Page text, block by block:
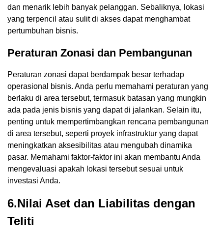
dan menarik lebih banyak pelanggan. Sebaliknya, lokasi
yang terpencil atau sulit di akses dapat menghambat
pertumbuhan bisnis.
Peraturan Zonasi dan Pembangunan
Peraturan zonasi dapat berdampak besar terhadap
operasional bisnis. Anda perlu memahami peraturan yang
berlaku di area tersebut, termasuk batasan yang mungkin
ada pada jenis bisnis yang dapat di jalankan. Selain itu,
penting untuk mempertimbangkan rencana pembangunan
di area tersebut, seperti proyek infrastruktur yang dapat
meningkatkan aksesibilitas atau mengubah dinamika
pasar. Memahami faktor-faktor ini akan membantu Anda
mengevaluasi apakah lokasi tersebut sesuai untuk
investasi Anda.
6.Nilai Aset dan Liabilitas dengan
Teliti